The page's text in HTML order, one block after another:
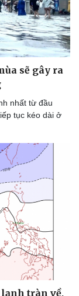
thời sự
khuya
hồn
sẽ gây ra
nhất từ đầu
tục kéo dài ở
tràn về,